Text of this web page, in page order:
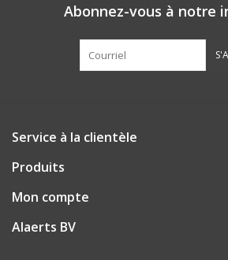
Abonnez-vous à notre
Service à la clientèle
Produits
Mon compte
Alaerts BV